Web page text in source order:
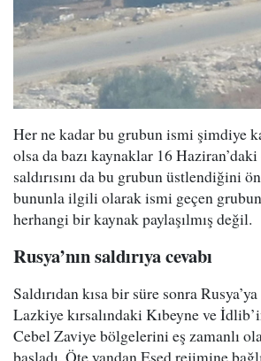
Her ne kadar bu grubun ismi şimdiye
olsa da bazı kaynaklar 16
saldırısını da bu grubun üstlendiğini
bununla ilgili olarak ismi geçen grubun
herhangi bir kaynak paylaşılmış değil.
Rusya’nın saldırıya cevabı
Saldırıdan kısa bir süre sonra
Lazkiye kırsalındaki Kıbeyne ve
Cebel Zaviye bölgelerini eş zamanlı
başladı. Öte yandan Esed rejimine